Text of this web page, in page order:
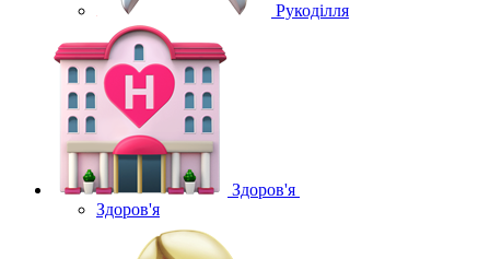
Рукоділля
Здоров'я
Здоров'я